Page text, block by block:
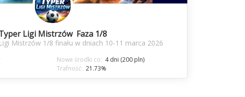
Ligi Mistrzów Faza 1/8
Mistrzów 1/8 finału w dniach 10-11 marca 2026
Nowe środki co: 4 dni (200 pln)
Trafność: 21.73%